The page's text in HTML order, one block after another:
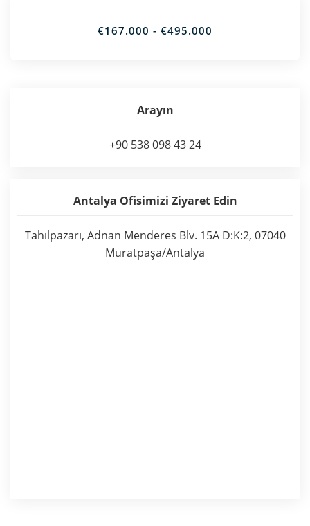
€167.000 - €495.000
Arayın
+90 538 098 43 24
Antalya Ofisimizi Ziyaret Edin
Tahılpazarı, Adnan Menderes Blv. 15A D:K:2, 07040
Muratpaşa/Antalya